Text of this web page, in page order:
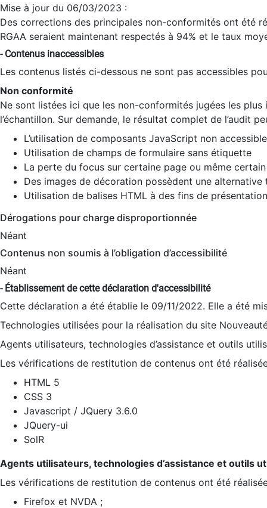
Mise à jour du 06/03/2023 :
Des corrections des principales non-conformités ont été
RGAA seraient maintenant respectés à 94% et le taux
- Contenus inaccessibles
Les contenus listés ci-dessous ne sont pas accessibles
Non conformité
Ne sont listées ici que les non-conformités jugées les
l’échantillon. Sur demande, le résultat complet de l’audit
L’utilisation de composants JavaScript non
Utilisation de champs de formulaire sans étiquette
La perte du focus sur certaine page ou même
Des images de décoration possèdent une alternative
Utilisation de balises HTML à des fins de
Dérogations pour charge disproportionnée
Néant
Contenus non soumis à l’obligation d’accessibilité
Néant
- Établissement de cette déclaration d'accessibilité
Cette déclaration a été établie le 09/11/2022. Elle a été
Technologies utilisées pour la réalisation du site
Agents utilisateurs, technologies d’assistance et outils
Les vérifications de restitution de contenus ont été
HTML 5
CSS 3
Javascript / JQuery 3.6.0
JQuery-ui
SolR
Agents utilisateurs, technologies d’assistance et outils
Les vérifications de restitution de contenus ont été
Firefox et NVDA ;